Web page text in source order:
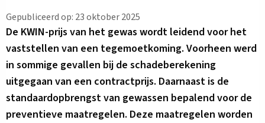
Gepubliceerd op: 23 oktober 2025
De KWIN-prijs van het gewas wordt leidend voor het
vaststellen van een tegemoetkoming. Voorheen werd
in sommige gevallen bij de schadeberekening
uitgegaan van een contractprijs. Daarnaast is de
standaardopbrengst van gewassen bepalend voor de
preventieve maatregelen. Deze maatregelen worden